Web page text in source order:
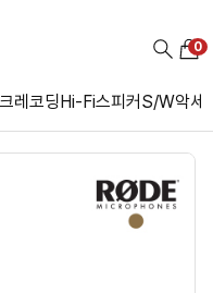
레코딩Hi-Fi스피커S/W악세
0